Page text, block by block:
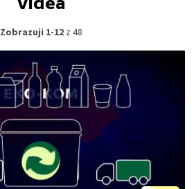
Zobrazuji 1-12z 48